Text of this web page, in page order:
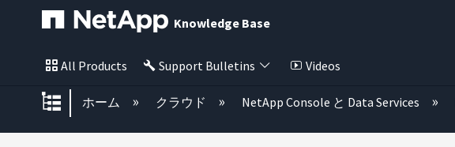
Knowledge Base
All Products Support Bulletins Videos
グローバル階層を展開/折りたたむ
ホーム クラウド NetApp Console と Data Services